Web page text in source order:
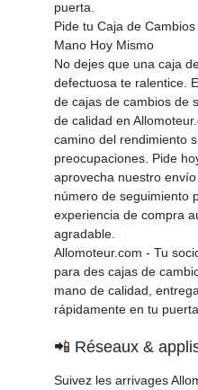
puerta.
Pide tu Caja de
Mano Hoy Mismo
No dejes que una caja
defectuosa te ralentice.
de cajas de cambios de
de calidad en
camino del rendimiento
preocupaciones. Pide
aprovecha nuestro
número de seguimiento
experiencia de compra
agradable.
Allomoteur.com - Tu
para des cajas de
mano de calidad,
rápidamente en tu puerta
📲 Réseaux &
Suivez les arrivages